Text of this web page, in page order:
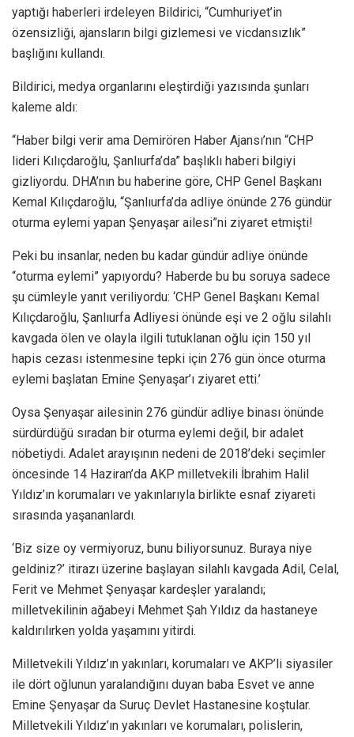
yaptığı haberleri irdeleyen Bildirici, “Cumhuriyet’in
özensizliği, ajansların bilgi gizlemesi ve vicdansızlık”
başlığını kullandı.
Bildirici, medya organlarını eleştirdiği yazısında şunları
kaleme aldı:
“Haber bilgi verir ama Demirören Haber Ajansı’nın “CHP
lideri Kılıçdaroğlu, Şanlıurfa’da” başlıklı haberi bilgiyi
gizliyordu. DHA’nın bu haberine göre, CHP Genel Başkanı
Kemal Kılıçdaroğlu, “Şanlıurfa’da adliye önünde 276 gündür
oturma eylemi yapan Şenyaşar ailesi”ni ziyaret etmişti!
Peki bu insanlar, neden bu kadar gündür adliye önünde
“oturma eylemi” yapıyordu? Haberde bu bu soruya sadece
şu cümleyle yanıt veriliyordu: ‘CHP Genel Başkanı Kemal
Kılıçdaroğlu, Şanlıurfa Adliyesi önünde eşi ve 2 oğlu silahlı
kavgada ölen ve olayla ilgili tutuklanan oğlu için 150 yıl
hapis cezası istenmesine tepki için 276 gün önce oturma
eylemi başlatan Emine Şenyaşar’ı ziyaret etti.’
Oysa Şenyaşar ailesinin 276 gündür adliye binası önünde
sürdürdüğü sıradan bir oturma eylemi değil, bir adalet
nöbetiydi. Adalet arayışının nedeni de 2018’deki seçimler
öncesinde 14 Haziran’da AKP milletvekili İbrahim Halil
Yıldız’ın korumaları ve yakınlarıyla birlikte esnaf ziyareti
sırasında yaşananlardı.
‘Biz size oy vermiyoruz, bunu biliyorsunuz. Buraya niye
geldiniz?’ itirazı üzerine başlayan silahlı kavgada Adil, Celal,
Ferit ve Mehmet Şenyaşar kardeşler yaralandı;
milletvekilinin ağabeyi Mehmet Şah Yıldız da hastaneye
kaldırılırken yolda yaşamını yitirdi.
Milletvekili Yıldız’ın yakınları, korumaları ve AKP’li siyasiler
ile dört oğlunun yaralandığını duyan baba Esvet ve anne
Emine Şenyaşar da Suruç Devlet Hastanesine koştular.
Milletvekili Yıldız’ın yakınları ve korumaları, polislerin,